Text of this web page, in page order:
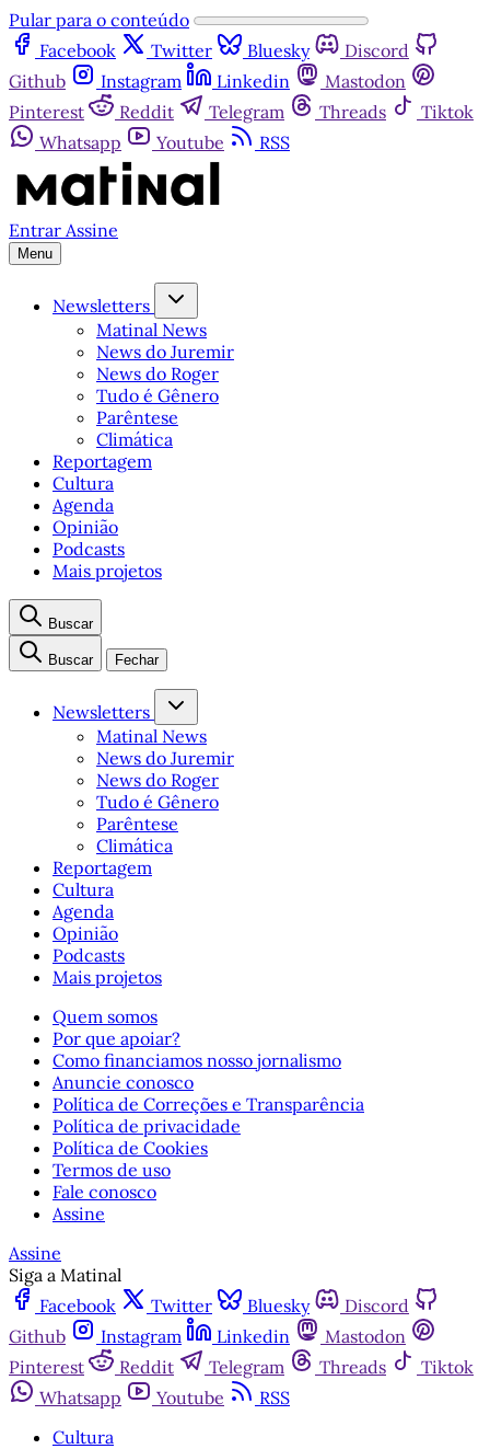
Pular para o conteúdo
Facebook
Twitter Bluesky
Discord
Github
Instagram Linkedin
Mastodon
Pinterest
Reddit Telegram Threads
Tiktok
Whatsapp
Youtube RSS
Entrar Assine
Menu
Newsletters
Matinal News
News do Juremir
News do Roger
Tudo é Gênero
Parêntese
Climática
Reportagem
Cultura
Agenda
Opinião
Podcasts
Mais projetos
Buscar
Buscar Fechar
Newsletters
Matinal News
News do Juremir
News do Roger
Tudo é Gênero
Parêntese
Climática
Reportagem
Cultura
Agenda
Opinião
Podcasts
Mais projetos
Quem somos
Por que apoiar?
Como financiamos nosso jornalismo
Anuncie conosco
Política de Correções e Transparência
Política de privacidade
Política de Cookies
Termos de uso
Fale conosco
Assine
Assine
Siga a Matinal
Facebook
Twitter Bluesky
Discord
Github
Instagram Linkedin
Mastodon
Pinterest
Reddit Telegram Threads
Tiktok
Whatsapp
Youtube
RSS
Cultura